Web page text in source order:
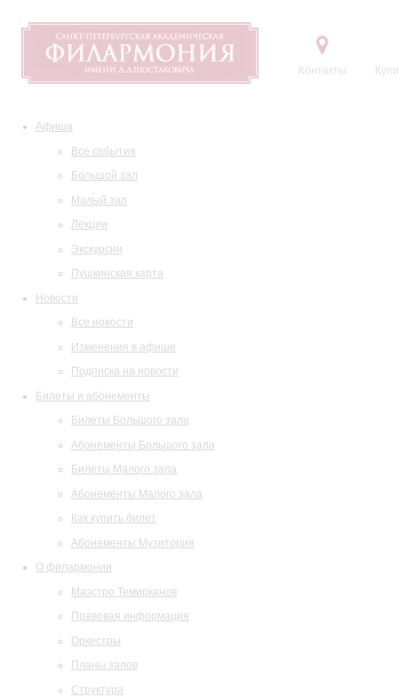
Контакты
Афиша
Все события
Большой зал
Малый зал
Лекции
Экскурсии
Пушкинская карта
Новости
Все новости
Изменения в афише
Подписка на новости
Билеты и абонементы
Билеты Большого зала
Абонементы Большого зала
Билеты Малого зала
Абонементы Малого зала
Как купить билет
Абонементы Музитория
О филармонии
Маэстро Темирканов
Правовая информация
Оркестры
Планы залов
Структура